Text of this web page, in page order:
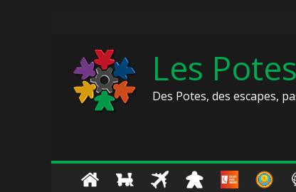
Les
Des Potes, des escapes,